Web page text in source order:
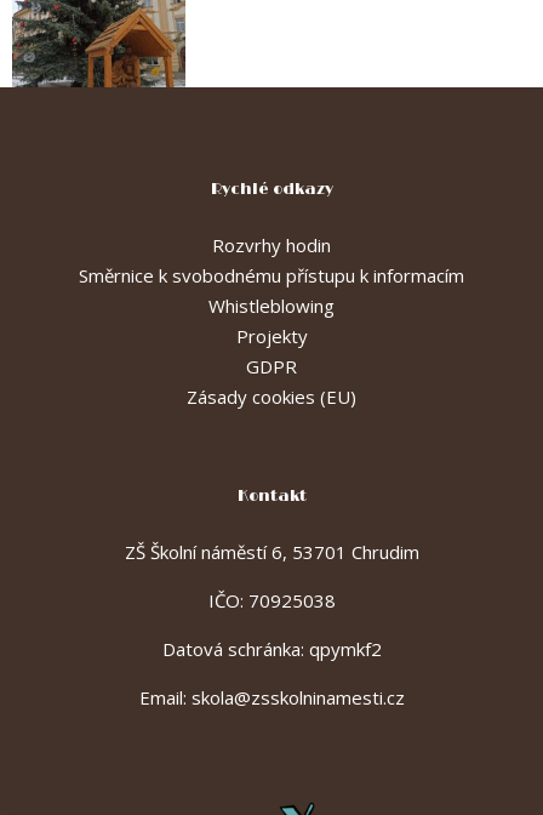
Rychlé odkazy
Rozvrhy hodin
Směrnice k svobodnému přístupu k informacím
Whistleblowing
Projekty
GDPR
Zásady cookies (EU)
Kontakt
ZŠ Školní náměstí 6, 53701 Chrudim
IČO: 70925038
Datová schránka: qpymkf2
Email: skola@zsskolninamesti.cz